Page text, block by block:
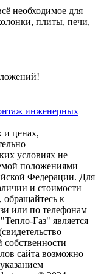
необходимое для
плиты, печи,
инженерных
и ценах,
условиях не
положениями
Федерации. Для
и стоимости
обращайтесь к
или по телефонам
Газ" является
сайта возможно